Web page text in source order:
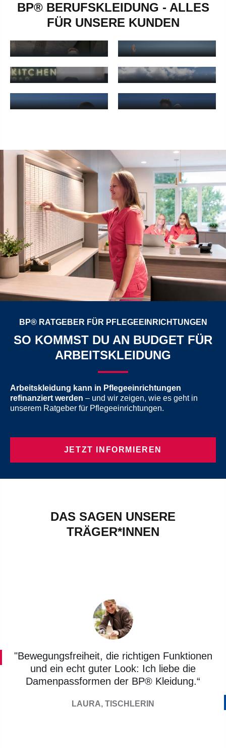
BP® BERUFSKLEIDUNG - ALLES
FÜR UNSERE KUNDEN
Arbeitskleidung - mehr erfahren
ARZT, PRAXIS,
Arzt, Praxis, Pflege - mehr
KOCHKLEIDUNG
Kochkleidung - mehr erfahren
MULTINORM
Multinorm - mehr erfahren
WARNSCHUTZ SHIRTS
Shirts - mehr erfahren
BP® RATGEBER FÜR PFLEGEEINRICHTUNGEN
SO KOMMST DU AN BUDGET FÜR
ARBEITSKLEIDUNG
Arbeitskleidung kann in Pflegeeinrichtungen
refinanziert werden – und wir zeigen, wie es geht in
unserem Ratgeber für Pflegeeinrichtungen.
JETZT INFORMIEREN
DAS SAGEN UNSERE
TRÄGER*INNEN
"Bewegungsfreiheit, die richtigen Funktionen
und ein echt guter Look: Ich liebe die
Damenpassformen der BP® Kleidung.“
LAURA, TISCHLERIN